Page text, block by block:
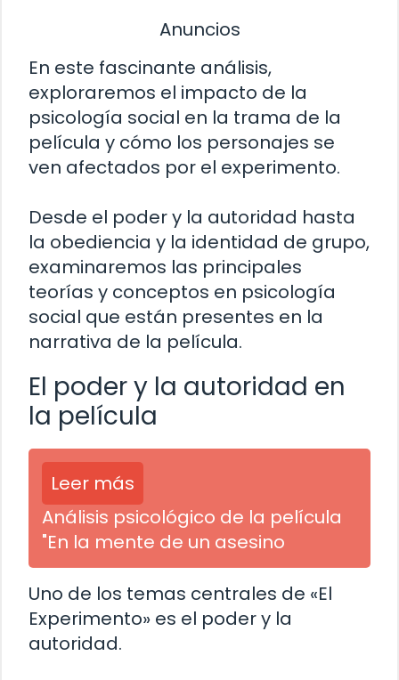
Anuncios
En este fascinante análisis,
exploraremos el impacto de la
psicología social en la trama de la
película y cómo los personajes se
ven afectados por el experimento.
Desde el poder y la autoridad hasta
la obediencia y la identidad de grupo,
examinaremos las principales
teorías y conceptos en psicología
social que están presentes en la
narrativa de la película.
El poder y la autoridad en
la película
Leer más
Análisis psicológico de la película
"En la mente de un asesino
Uno de los temas centrales de «El
Experimento» es el poder y la
autoridad.